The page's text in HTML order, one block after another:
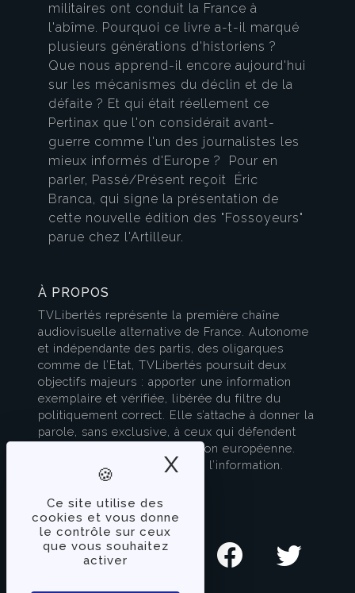
Ce site utilise des
cookies et vous donne
le contrôle sur ceux
que vous souhaitez
activer
X Masquer le
militaires ont conduit la France à
l'abîme. Pourquoi ce livre a-t-il marqué
plusieurs générations d'historiens ?
Que nous apprend-il encore aujourd'hui
sur les mécanismes du déclin et de la
défaite ? Et qui était réellement ce
Pertinax que l'on considérait avant-
guerre comme l'un des journalistes les
mieux informés d'Europe ? Pour en
parler, Passé/Présent reçoit Éric
Branca, qui signe la présentation de
cette nouvelle édition des "Fossoyeurs"
parue chez l'Artilleur.
À PROPOS
TVLibertés représente la première chaîne
audiovisuelle alternative de France. Autonome
et indépendante des partis, des oligarques
comme de l’Etat, TVLibertés poursuit deux
objectifs majeurs : apporter une information
exemplaire et vérifiée, libérée du filtre du
politiquement correct. Elle s’attache à donner la
parole, sans exclusive, à ceux qui défendent
l’esprit français et la civilisation européenne.
TVLibertés est à la pointe de l’information.
SUIVEZ-NOUS